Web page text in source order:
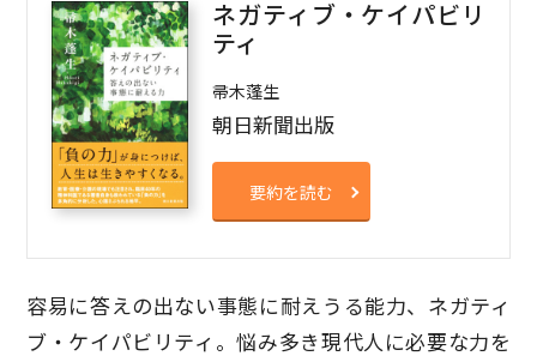
ネガティブ・ケイパビリ
ティ
帚木蓬生
朝日新聞出版
要約を読む
容易に答えの出ない事態に耐えうる能力、ネガティ
ブ・ケイパビリティ。悩み多き現代人に必要な力を